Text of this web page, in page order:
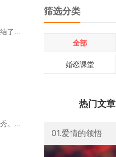
从前，有一座圆音寺，每天都有许多人上香拜佛，香火很旺。在圆音寺庙前的横梁上有个蜘蛛结了张网
一个女孩子，非常好的人，性格平顺，也善良贤惠，外表长的一般，虽不算大美女，但也是清秀。工作
筛选分类
全部
婚恋课堂
热门文章
01.爱情的领悟